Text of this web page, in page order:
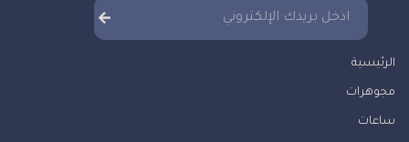
الرئيسية
مجوهرات
ساعات